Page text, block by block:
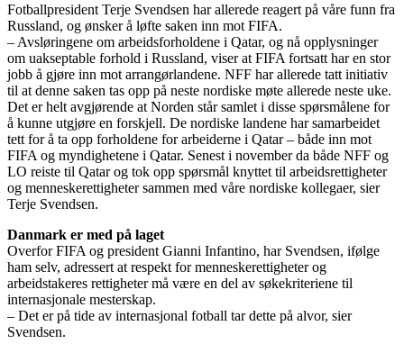
Fotballpresident Terje Svendsen har allerede reagert på våre funn fra
Russland, og ønsker å løfte saken inn mot FIFA.
– Avsløringene om arbeidsforholdene i Qatar, og nå opplysninger
om uakseptable forhold i Russland, viser at FIFA fortsatt har en stor
jobb å gjøre inn mot arrangørlandene. NFF har allerede tatt initiativ
til at denne saken tas opp på neste nordiske møte allerede neste uke.
Det er helt avgjørende at Norden står samlet i disse spørsmålene for
å kunne utgjøre en forskjell. De nordiske landene har samarbeidet
tett for å ta opp forholdene for arbeiderne i Qatar – både inn mot
FIFA og myndighetene i Qatar. Senest i november da både NFF og
LO reiste til Qatar og tok opp spørsmål knyttet til arbeidsrettigheter
og menneskerettigheter sammen med våre nordiske kollegaer, sier
Terje Svendsen.
Danmark er med på laget
Overfor FIFA og president Gianni Infantino, har Svendsen, ifølge
ham selv, adressert at respekt for menneskerettigheter og
arbeidstakeres rettigheter må være en del av søkekriteriene til
internasjonale mesterskap.
– Det er på tide av internasjonal fotball tar dette på alvor, sier
Svendsen.